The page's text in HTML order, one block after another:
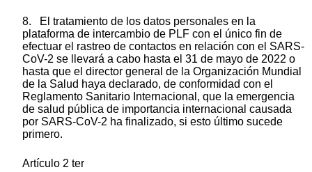
8. El tratamiento de los datos personales en la
plataforma de intercambio de PLF con el único fin de
efectuar el rastreo de contactos en relación con el SARS-
CoV-2 se llevará a cabo hasta el 31 de mayo de 2022 o
hasta que el director general de la Organización Mundial
de la Salud haya declarado, de conformidad con el
Reglamento Sanitario Internacional, que la emergencia
de salud pública de importancia internacional causada
por SARS-CoV-2 ha finalizado, si esto último sucede
primero.
Artículo 2 ter